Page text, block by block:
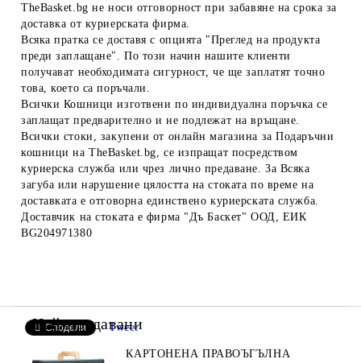
TheBasket.bg не носи отговорност при забавяне на срока за
доставка от куриерската фирма.
Всяка пратка се доставя с опцията "Преглед на продукта
преди заплащане". По този начин нашите клиенти
получават необходимата сигурност, че ще заплатят точно
това, което са поръчали.
Всички Кошници изготвени по индивидуална поръчка се
заплащат предварително и не подлежат на връщане.
Всички стоки, закупени от онлайн магазина за Подаръчни
кошници на TheBasket.bg, се изпращат посредством
куриерска служба или чрез лично предаване. За Всяка
загуба или нарушение цялостта на стоката по време на
доставката е отговорна единствено куриерската служба.
Доставчик на стоката е фирма "Дъ Баскет" ООД, ЕИК
BG204971380
Сподели Tweet
Най-продавани
КАРТОНЕНА ПРАВОЪГЪЛНА